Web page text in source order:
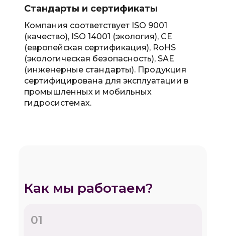
Компания соответствует ISO 9001
(качество), ISO 14001 (экология), CE
(европейская сертификация), RoHS
(экологическая безопасность), SAE
(инженерные стандарты). Продукция
сертифицирована для эксплуатации в
промышленных и мобильных
гидросистемах.
Стандарты и сертификаты
Как мы работаем?
01